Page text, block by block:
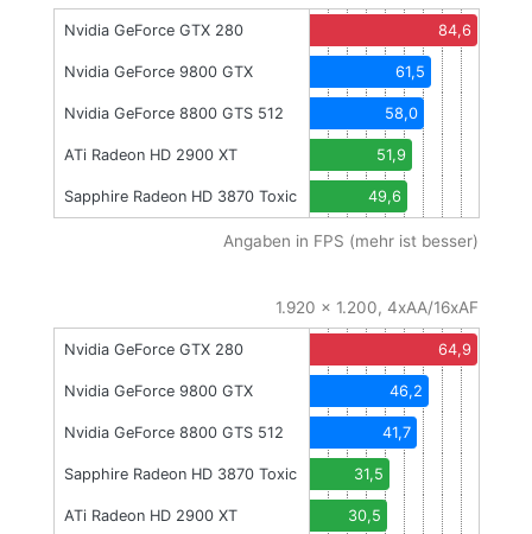
Nvidia GeForce GTX 280 84,6
Nvidia GeForce 9800 GTX 61,5
Nvidia GeForce 8800 GTS 512 58,0
ATi Radeon HD 2900 XT 51,9
Sapphire Radeon HD 3870 Toxic 49,6
Angaben in FPS (mehr ist besser)
1.920 x 1.200, 4xAA/16xAF
Nvidia GeForce GTX 280 64,9
Nvidia GeForce 9800 GTX 46,2
Nvidia GeForce 8800 GTS 512 41,7
Sapphire Radeon HD 3870 Toxic 31,5
ATi Radeon HD 2900 XT 30,5